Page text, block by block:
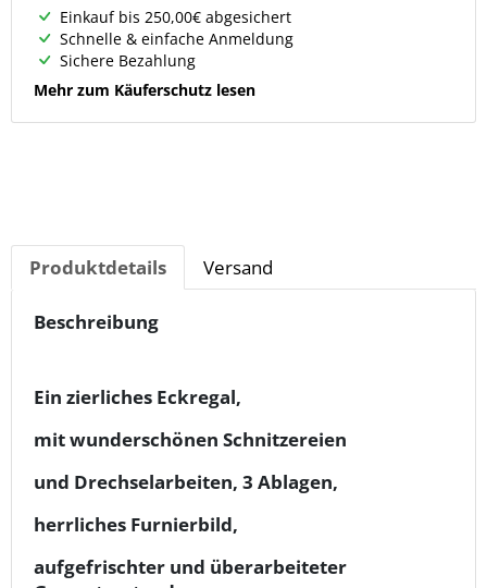
Einkauf bis 250,00€ abgesichert
Schnelle & einfache Anmeldung
Sichere Bezahlung
Mehr zum Käuferschutz lesen
Produktdetails Versand
Beschreibung
Ein zierliches Eckregal,
mit wunderschönen Schnitzereien
und Drechselarbeiten, 3 Ablagen,
herrliches Furnierbild,
aufgefrischter und überarbeiteter